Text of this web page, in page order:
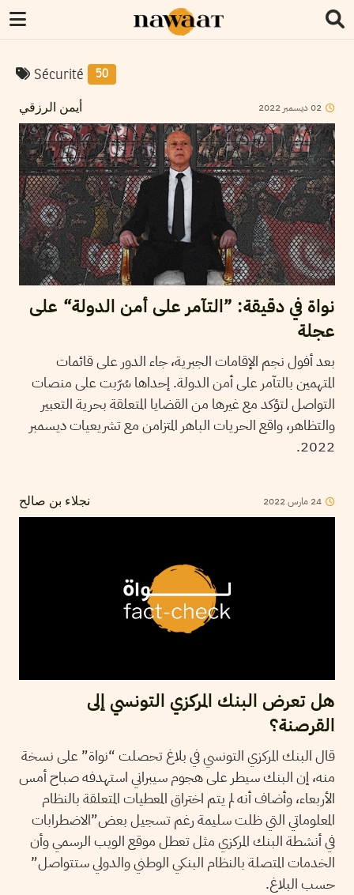
Sécurité 50
أيمن الرزقي 02 ديسمبر 2022
نواة في دقيقة: ”التآمر على أمن الدولة“ على
عجلة
بعد أفول نجم الإقامات الجبرية، جاء الدور على قائمات
المتهمين بالتآمر على أمن الدولة. إحداها سُرّبت على منصات
التواصل لتؤكد مع غيرها من القضايا المتعلقة بحرية التعبير
والتظاهر، واقع الحريات الباهر المتزامن مع تشريعيات ديسمبر
2022.
نجلاء بن صالح 24 مارس2022
هل تعرض البنك المركزي التونسي إلى
القرصنة؟
قال البنك المركزي التونسي في بلاغ تحصلت “نواة” على نسخة
منه، إن البنك سيطر على هجوم سيبراني استهدفه صباح أمس
الأربعاء، وأضاف أنه لم يتم اختراق المعطيات المتعلقة بالنظام
المعلوماتي التي ظلت سليمة رغم تسجيل بعض”الاضطرابات
في أنشطة البنك المركزي مثل تعطل موقع الويب الرسمي وأن
الخدمات المتصلة بالنظام البنكي الوطني والدولي ستتواصل”
حسب البلاغ.